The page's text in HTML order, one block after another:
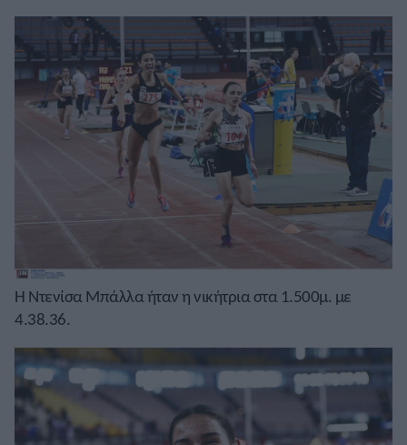
Η Ντενίσα Μπάλλα ήταν η νικήτρια στα 1.500μ. με
4.38.36.